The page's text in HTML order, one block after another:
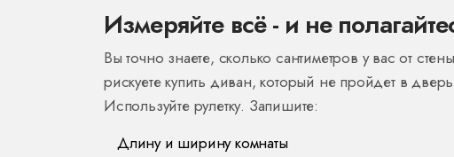
Измеряйте всё - и не
Вы точно знаете, сколько сантиметров у вас от
рискуете купить диван, который не пройдет в
Используйте рулетку. Запишите:
Длину и ширину комнаты